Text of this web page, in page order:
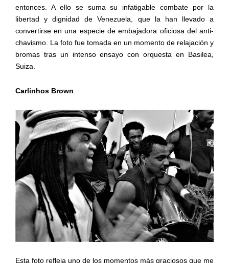
entonces. A ello se suma su infatigable combate por la
libertad y dignidad de Venezuela, que la han llevado a
convertirse en una especie de embajadora oficiosa del anti-
chavismo. La foto fue tomada en un momento de relajación y
bromas tras un intenso ensayo con orquesta en Basilea,
Suiza.
Carlinhos Brown
Esta foto refleja uno de los momentos más graciosos que me